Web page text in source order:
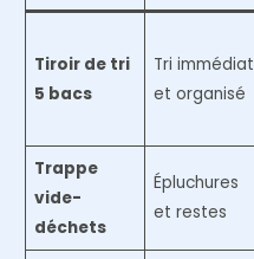
Tiroir de tri
5 bacs
Tri immédiat
et organisé
Trappe
vide-
déchets
Épluchures
et restes